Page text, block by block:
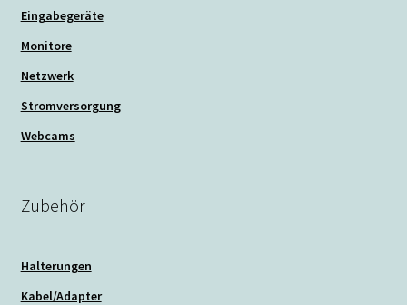
Eingabegeräte
Monitore
Netzwerk
Stromversorgung
Webcams
Zubehör
Halterungen
Kabel/Adapter